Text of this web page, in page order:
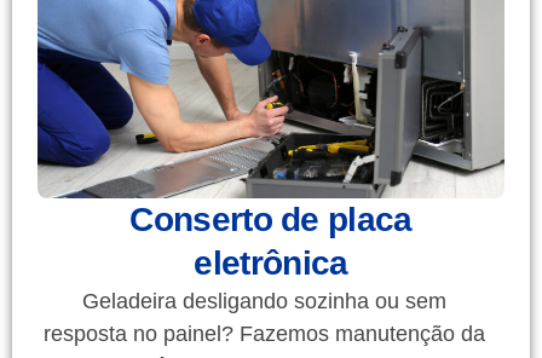
Conserto de placa
eletrônica
Geladeira desligando sozinha ou sem
resposta no painel? Fazemos manutenção da